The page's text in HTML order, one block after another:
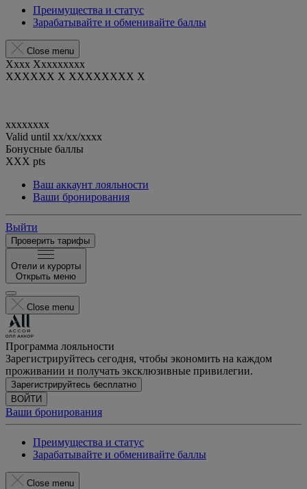
Преимущества и статус
Зарабатывайте и обменивайте баллы
Close menu
Xxxx Xxxxxxxxx
XXXXXX X XXXXXXXX X
xxxxxxxx
Valid until xx/xx/xxxx
Бонусные баллы
XXX pts
Ваш аккаунт лояльности
Ваши бронирования
Выйти
Проверить тарифы
Отели и курорты
Открыть меню
Close menu
Программа лояльности
Зарегистрируйтесь сегодня, чтобы экономить на каждом
проживании и получать эксклюзивные привилегии.
Зарегистрируйтесь бесплатно
ВОЙТИ
Ваши бронирования
Преимущества и статус
Зарабатывайте и обменивайте баллы
Close menu